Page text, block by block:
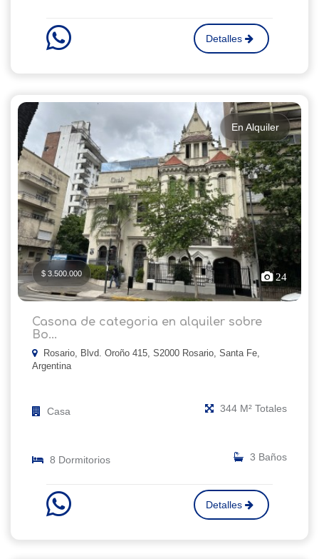
Detalles
En Alquiler
$ 3.500.000 24
Casona de categoria en alquiler sobre
Bo...
Rosario, Blvd. Oroño 415, S2000 Rosario, Santa Fe,
Argentina
Casa 344 M² Totales
8 Dormitorios 3 Baños
Detalles